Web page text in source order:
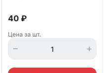
40 ₽
Цена за шт.